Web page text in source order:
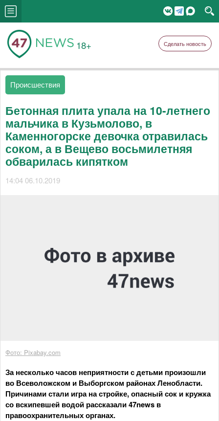
18+ Сделать новость
Происшествия
Бетонная плита упала на 10-летнего
мальчика в Кузьмолово, в
Каменногорске девочка отравилась
соком, а в Вещево восьмилетняя
обварилась кипятком
14:04 06.10.2019
Фото: Pixabay.com
За несколько часов неприятности с детьми произошли
во Всеволожском и Выборгском районах Ленобласти.
Причинами стали игра на стройке, опасный сок и кружка
со вскипевшей водой рассказали 47news в
правоохранительных органах.